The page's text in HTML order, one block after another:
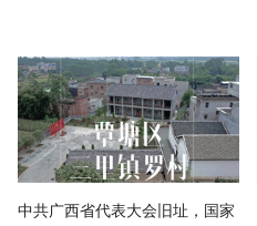
中共广西省代表大会旧址，国家